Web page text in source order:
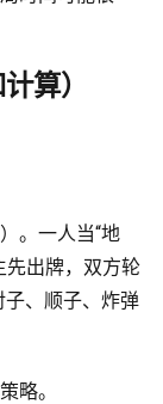
算）
。一人当“地
先出牌，双方轮
、顺子、炸弹
略。